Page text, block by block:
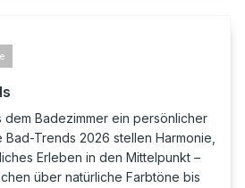
dem Badezimmer ein persönlicher
Trends 2026 stellen Harmonie,
Erleben in den Mittelpunkt –
über natürliche Farbtöne bis